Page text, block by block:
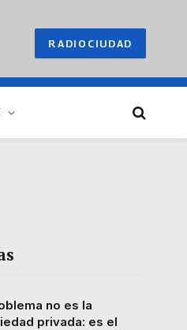
RADIOCIUDAD
no es la
privada: es el